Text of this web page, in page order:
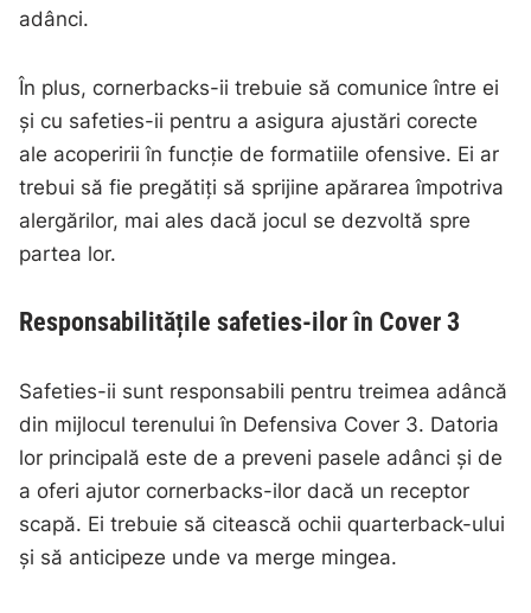
adânci.
În plus, cornerbacks-ii trebuie să comunice între ei
și cu safeties-ii pentru a asigura ajustări corecte
ale acoperirii în funcție de formatiile ofensive. Ei ar
trebui să fie pregătiți să sprijine apărarea împotriva
alergărilor, mai ales dacă jocul se dezvoltă spre
partea lor.
Responsabilitățile safeties-ilor în Cover 3
Safeties-ii sunt responsabili pentru treimea adâncă
din mijlocul terenului în Defensiva Cover 3. Datoria
lor principală este de a preveni pasele adânci și de
a oferi ajutor cornerbacks-ilor dacă un receptor
scapă. Ei trebuie să citească ochii quarterback-ului
și să anticipeze unde va merge mingea.